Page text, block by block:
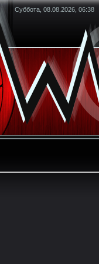
Суббота, 08.08.2026, 06:38